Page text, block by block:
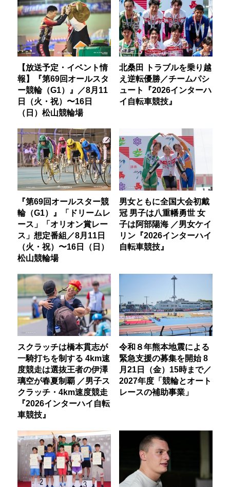
【放送予定・イベント情
報】『第69回オールスタ
ー競輪（G1）』／8月11
日（火・祝）〜16日
（日）松山競輪場
北桑田 トラブルを乗り越
え逆転優勝／チームパシ
ュート『2026インターハ
イ自転車競技』
『第69回オールスター競
輪（G1）』「ドリームレ
ース」「オリオン賞レー
ス」想定番組／8月11日
（火・祝）〜16日（日）
松山競輪場
男女ともに全国大会初戴
冠 男子は八重幡勇世 女
子は阿部陽海 ／男女ケイ
リン『2026インターハイ
自転車競技』
スクラッチは橋本貫志が
一騎打ちを制する 4km速
度競走は選抜王者の伊澤
璃空が春夏制覇 ／男子ス
クラッチ・4km速度競走
『2026インターハイ自転
車競技』
令和８年熊本地震による
緊急支援の募集を開始 8
月21日（金）15時まで／
2027年度「競輪とオート
レースの補助事業」